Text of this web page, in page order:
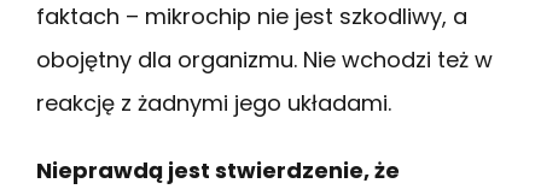
faktach – mikrochip nie jest szkodliwy, a
obojętny dla organizmu. Nie wchodzi też w
reakcję z żadnymi jego układami.
Nieprawdą jest stwierdzenie, że